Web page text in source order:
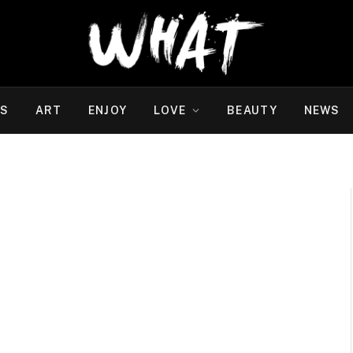
ART ENJOY LOVE BEAUTY NEWS